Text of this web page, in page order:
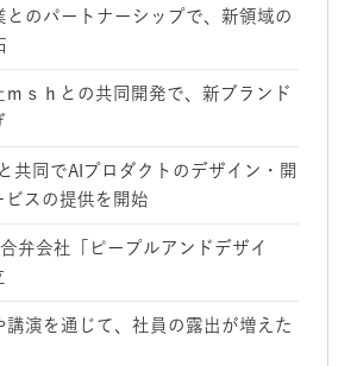
とのパートナーシップで、新領域の
ｍｓｈとの共同開発で、新ブランド
共同でAIプロダクトのデザイン・開
ビスの提供を開始
弁会社「ピープルアンドデザイ
講演を通じて、社員の露出が増えた